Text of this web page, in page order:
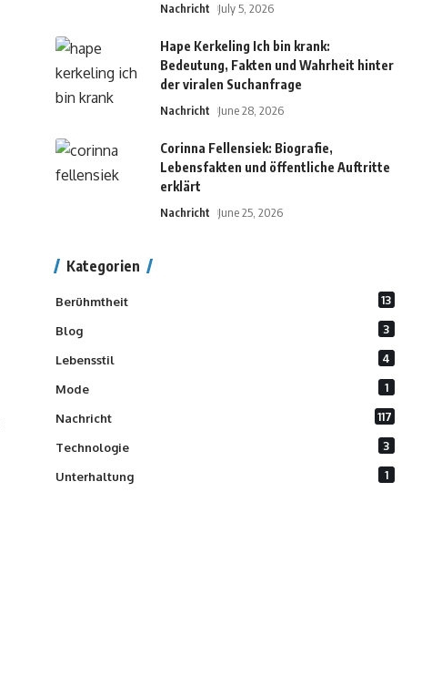
Nachricht July 5, 2026
Hape Kerkeling Ich bin krank:
Bedeutung, Fakten und Wahrheit hinter
der viralen Suchanfrage
Nachricht June 28, 2026
Corinna Fellensiek: Biografie,
Lebensfakten und öffentliche Auftritte
erklärt
Nachricht June 25, 2026
Kategorien
Berühmtheit 13
Blog 3
Lebensstil 4
Mode 1
Nachricht 117
Technologie 3
Unterhaltung 1